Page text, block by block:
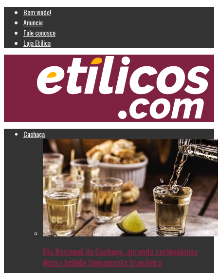
Bem vindo!
Anuncie
Fale conosco
Loja Etílica
Cachaça
Dia Nacional da Cachaça, aprenda curiosidades
dessa bebida tipicamente brasileira